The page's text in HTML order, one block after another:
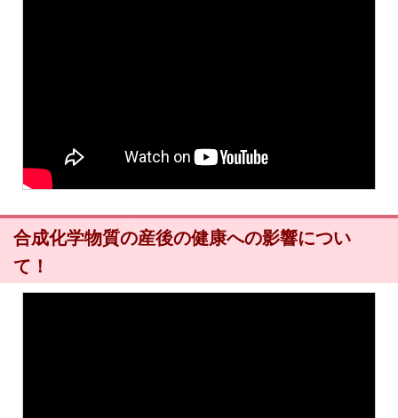
合成化学物質の産後の健康への影響につい
て！